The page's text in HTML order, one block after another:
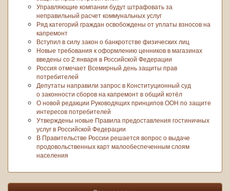
Управляющие компании будут штрафовать за
неправильный расчет коммунальных услуг
Ряд категорий граждан освобождены от уплаты взносов на
капремонт
Вступил в силу закон о банкротстве физических лиц
Новые требования к оформлению ценников в магазинах
введены со 2 января в Российской Федерации
Россия отмечает Всемирный день защиты прав
потребителей
Депутаты направили запрос в Конституционный суд
о законности сборов на капремонт в общий котёл
О новой редакции Руководящих принципов ООН по защите
интересов потребителей
Утверждены новые Правила предоставления гостиничных
услуг в Российской Федерации
В Правительстве России решается вопрос о выдаче
продовольственных карт малообеспеченным слоям
населения